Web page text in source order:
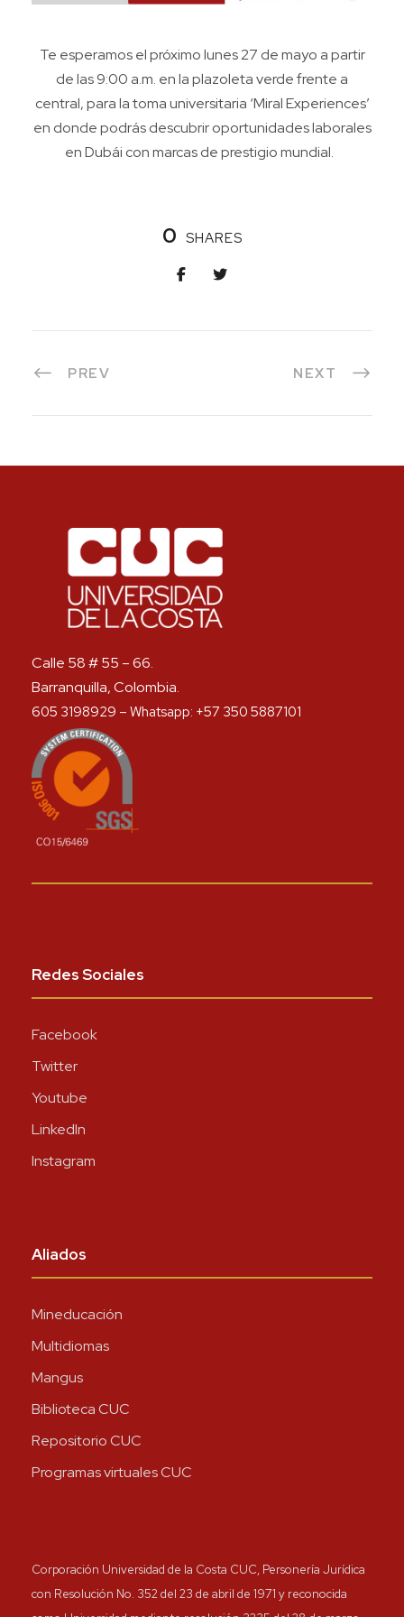
Te esperamos el próximo lunes 27 de mayo a partir
de las 9:00 a.m. en la plazoleta verde frente a
central, para la toma universitaria ‘MiralExperiences’
en donde podrás descubrir oportunidades laborales
en Dubái con marcas de prestigio mundial.
0 SHARES
PREV NEXT
Calle 58 # 55 – 66.
Barranquilla, Colombia.
605 3198929 – Whatsapp: +57 350 5887101
Redes Sociales
Facebook
Twitter
Youtube
LinkedIn
Instagram
Aliados
Mineducación
Multidiomas
Mangus
Biblioteca CUC
Repositorio CUC
Programas virtuales CUC
Corporación Universidad de la Costa CUC, Personería Jurídica
con Resolución No. 352 del 23 de abril de 1971 y reconocida